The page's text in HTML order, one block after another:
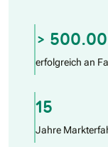
>
erfolgreich an
15
Jahre